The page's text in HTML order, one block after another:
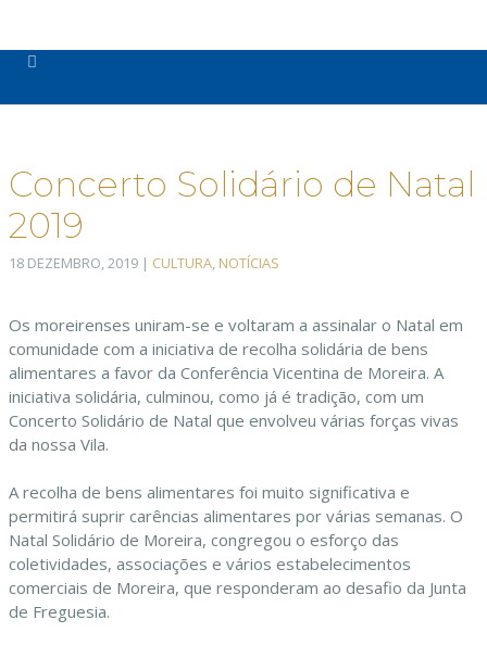
Concerto Solidário de Natal
2019
18 DEZEMBRO, 2019 | CULTURA, NOTÍCIAS
Os moreirenses uniram-se e voltaram a assinalar o Natal em
comunidade com a iniciativa de recolha solidária de bens
alimentares a favor da Conferência Vicentina de Moreira. A
iniciativa solidária, culminou, como já é tradição, com um
Concerto Solidário de Natal que envolveu várias forças vivas
da nossa Vila.
A recolha de bens alimentares foi muito significativa e
permitirá suprir carências alimentares por várias semanas. O
Natal Solidário de Moreira, congregou o esforço das
coletividades, associações e vários estabelecimentos
comerciais de Moreira, que responderam ao desafio da Junta
de Freguesia.